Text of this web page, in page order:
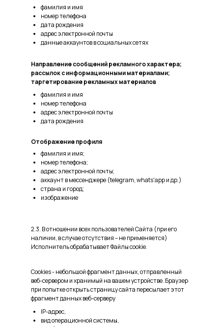
фамилия и имя
номер телефона
дата рождения
адрес электронной почты
данные аккаунтов в социальных сетях
фамилия и имя
номер телефона
адрес электронной почты
дата рождения
Направление сообщений рекламного характера;
рассылок с информационными материалами;
таргетирование рекламных материалов
фамилия и имя;
номер телефона;
адрес электронной почты;
аккаунт в мессенджере (telegram, whats'app и др.)
страна и город;
изображение
Отображение профиля
2.3. В отношении всех пользователей Сайта (при его
наличии, в случае отсутствия – не применяется)
Исполнитель обрабатывает Файлы cookie.
IP-адрес,
вид операционной системы,
Cookies - небольшой фрагмент данных, отправленный
веб-сервером и хранимый на вашем устройстве. Браузер
при попытке открыть страницу сайта пересылает этот
фрагмент данных веб-серверу